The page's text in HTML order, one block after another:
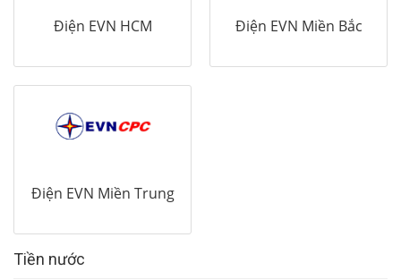
Điện EVN HCM Điện EVN Miền Bắc
Điện EVN Miền Trung
Tiền nước